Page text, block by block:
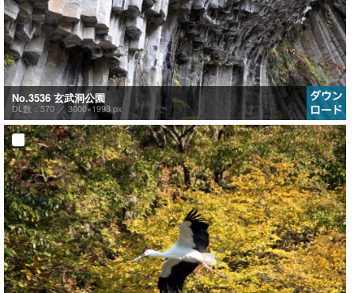
No.3536 玄武洞公園
DL数：370 ／3000×1993 px